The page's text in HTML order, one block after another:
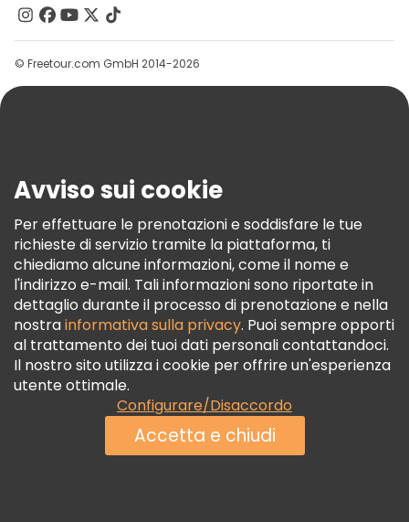
Contattaci
Gruppi
Aiuto
Termini E Condizioni
Informativa Sui Cookie
Freetour Premi
Programma Di Fidelizzazione
© Freetour.com GmbH 2014-2026
Avviso sui cookie
Per effettuare le prenotazioni e soddisfare le tue
richieste di servizio tramite la piattaforma, ti
chiediamo alcune informazioni, come il nome e
l'indirizzo e-mail. Tali informazioni sono riportate in
dettaglio durante il processo di prenotazione e nella
nostrainformativa sulla privacy. Puoi sempre opporti
al trattamento dei tuoi dati personali contattandoci.
Il nostro sito utilizza i cookie per offrire un'esperienza
utente ottimale.
Configurare/Disaccordo
Accetta e chiudi